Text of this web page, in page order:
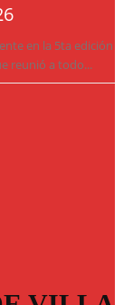
en la 5ta edición
reunió a todo...